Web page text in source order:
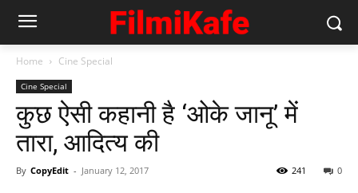
Home Cine Special
Cine Special
कुछ ऐसी कहानी है ‘ओके जानू’ में
तारा, आदित्‍य की
By CopyEdit - January 12, 2017 0
241